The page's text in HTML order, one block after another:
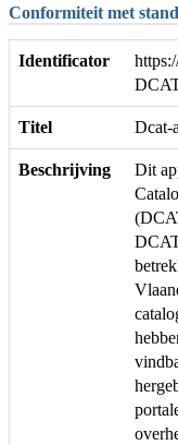
Conformiteit met
Identificator
Titel Dcat-
Beschrijving
Dit